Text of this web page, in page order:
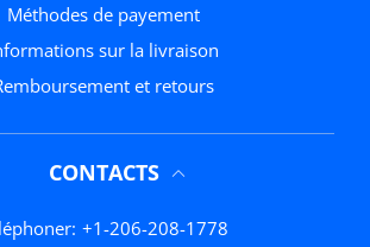
méthodes de payement
sur la livraison
Remboursement et retours
CONTACTS
+1-206-208-1778